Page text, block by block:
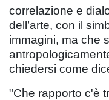
correlazione e
dell’arte, con il
immagini, ma che
chiedersi come
"Che rapporto c'è